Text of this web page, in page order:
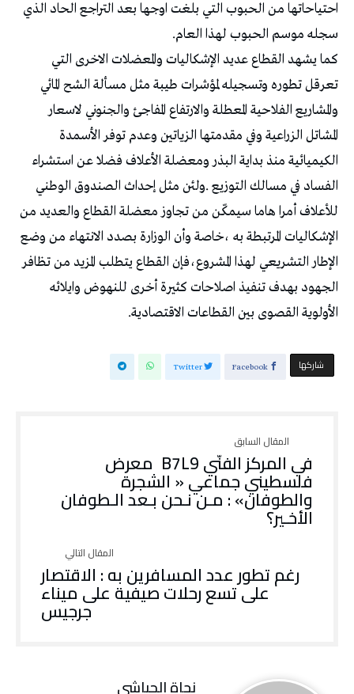
احتياحاتها من الحبوب التي بلغت اوجها بعد التراجع الحاد الذي
سجله موسم الحبوب لهذا العام.
كما يشهد القطاع عديد الإشكاليات والمعضلات الاخرى التي
تعرقل تطوره وتسجيله لمؤشرات طيبة مثل مسألة الشح المائي
والمشاريع الفلاحية المعطلة والارتفاع المفاجئ والجنوني لاسعار
المشاتل الزراعية وفي مقدمتها الزياتين وعدم توفر الأسمدة
الكيميائية منذ بداية البذر ومعضلة الأعلاف فضلا عن استشراء
الفساد في مسالك التوزيع .ولئن مثل إحداث الصندوق الوطني
للأعلاف أمرا هاما سيمكّن من تجاوز معضلة القطاع والعديد من
الإشكاليات المرتبطة به ،خاصة وأن الوزارة بصدد الانتهاء من وضع
الإطار التشريعي لهذا المشروع،فإن القطاع يتطلب المزيد من تظافر
الجهود بهدف تنفيذ اصلاحات كثيرة أخرى للنهوض وايلائه
الأولوية القصوى بين القطاعات الاقتصادية.
‫‫ شاركها‬ Facebook
Twitter
في المركز الفنّي B7L9 معرض
فلسطيني جماعي « الشجرة
والطوفان» : مـن نـحن بـعد الـطوفان
الأخـير؟
رغم تطور عدد المسافرين به : الاقتصار
على تسع رحلات صيفية على ميناء
جرجيس
نجاة ‬الحباشي